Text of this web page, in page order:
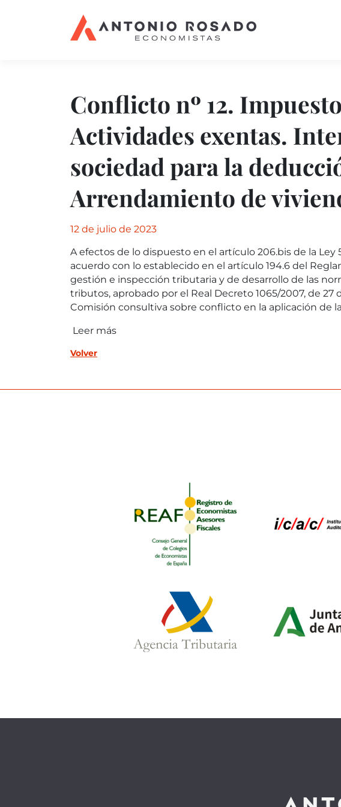
Conflicto nº 12.
Actividades exentas.
sociedad para la
Arrendamiento de
12 de julio de 2023
A efectos de lo dispuesto en el artículo 206.bis de la Ley
acuerdo con lo establecido en el artículo 194.6 del
gestión e inspección tributaria y de desarrollo de las
tributos, aprobado por el Real Decreto 1065/2007, de
Comisión consultiva sobre conflicto en la aplicación de
Leer más
Volver